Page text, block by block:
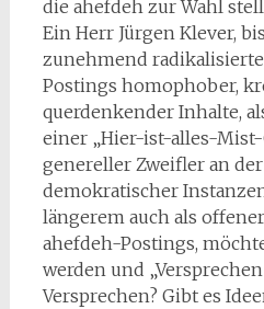
die ahefdeh zur Wahl
Ein Herr Jürgen Klever,
zunehmend
Postings homophober,
querdenkender Inhalte,
einer „Hier-ist-alles-Mist-
genereller Zweifler an
demokratischer
längerem auch als
ahefdeh-Postings,
werden und
Versprechen? Gibt es